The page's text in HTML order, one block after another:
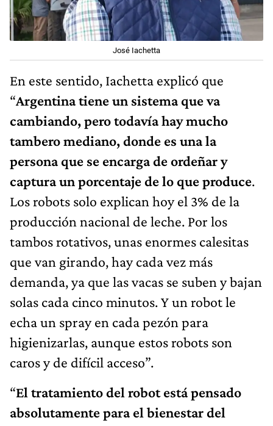
José Iachetta
En este sentido, Iachetta explicó que
“Argentina tiene un sistema que va
cambiando, pero todavía hay mucho
tambero mediano, donde es una la
persona que se encarga de ordeñar y
captura un porcentaje de lo que produce.
Los robots solo explican hoy el 3% de la
producción nacional de leche. Por los
tambos rotativos, unas enormes calesitas
que van girando, hay cada vez más
demanda, ya que las vacas se suben y bajan
solas cada cinco minutos. Y un robot le
echa un spray en cada pezón para
higienizarlas, aunque estos robots son
caros y de difícil acceso”.
“El tratamiento del robot está pensado
absolutamente para el bienestar del